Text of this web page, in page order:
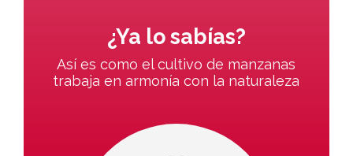
¿Ya lo sabías?
Así es como el cultivo de manzanas
trabaja en armonía con la naturaleza